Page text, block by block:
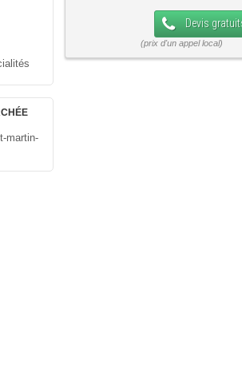
martin-
Devis